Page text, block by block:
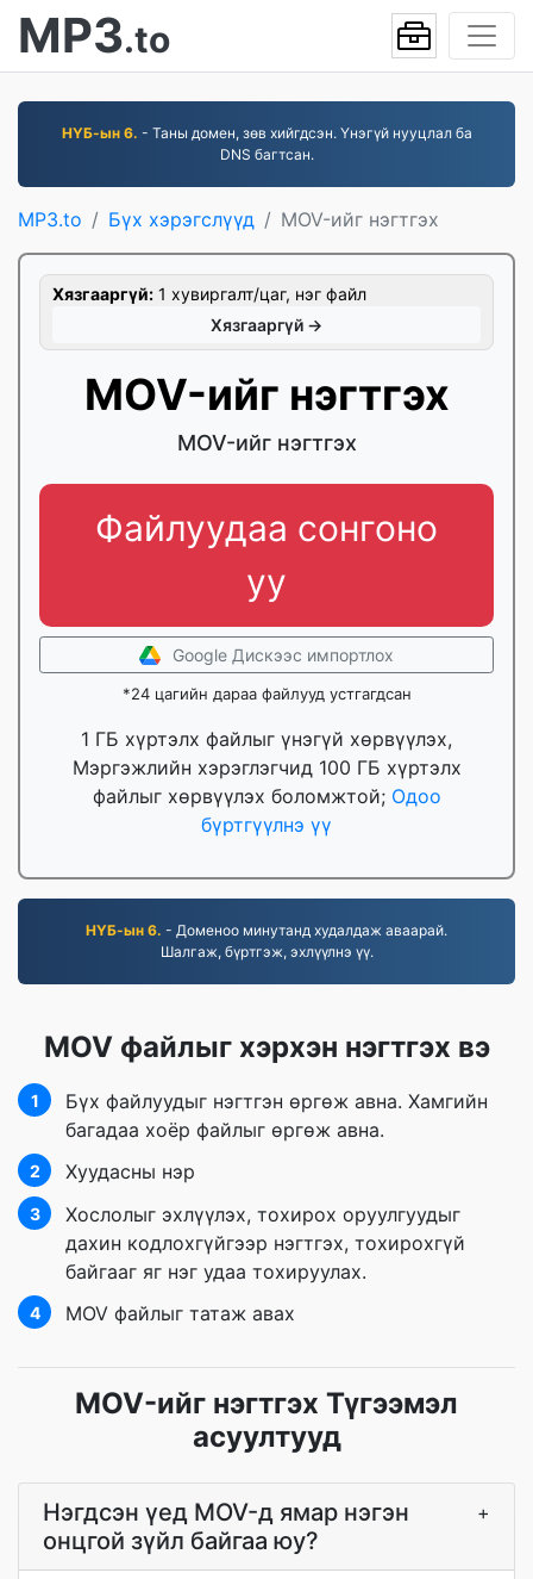
MP3.to
НҮБ-ын 6. - Таны домен, зөв хийгдсэн. Үнэгүй нууцлал ба
DNS багтсан.
MP3.to Бүх хэрэгслүүд MOV-ийг нэгтгэх
Хязгааргүй: 1 хувиргалт/цаг, нэг файл
Хязгааргүй →
MOV-ийг нэгтгэх
MOV-ийг нэгтгэх
Файлуудаа сонгоно
уу
Google Дискээс импортлох
*24 цагийн дараа файлууд устгагдсан
1 ГБ хүртэлх файлыг үнэгүй хөрвүүлэх,
Мэргэжлийн хэрэглэгчид 100 ГБ хүртэлх
файлыг хөрвүүлэх боломжтой; Одоо
бүртгүүлнэ үү
НҮБ-ын 6. - Доменоо минутанд худалдаж аваарай.
Шалгаж, бүртгэж, эхлүүлнэ үү.
MOV файлыг хэрхэн нэгтгэх вэ
1
Бүх файлуудыг нэгтгэн өргөж авна. Хамгийн
багадаа хоёр файлыг өргөж авна.
2 Хуудасны нэр
3
Хослолыг эхлүүлэх, тохирох оруулгуудыг
дахин кодлохгүйгээр нэгтгэх, тохирохгүй
байгааг яг нэг удаа тохируулах.
4 MOV файлыг татаж авах
MOV-ийг нэгтгэх Түгээмэл
асуултууд
Нэгдсэн үед MOV-д ямар нэгэн
онцгой зүйл байгаа юу?
+